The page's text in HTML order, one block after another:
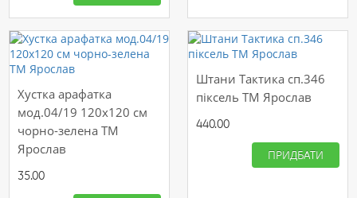
Хустка арафатка
мод.04/19 120х120 см
чорно-зелена ТМ
Ярослав
35.00
Штани Тактика сп.346
піксель ТМ Ярослав
440.00
ПРИДБАТИ